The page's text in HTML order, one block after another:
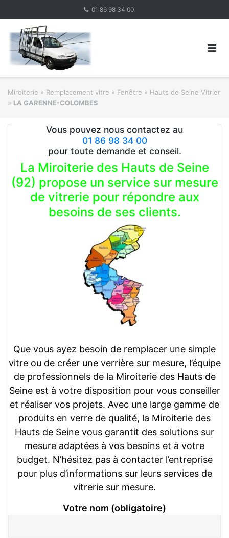
content
01 86 98 34 00
Miroiterie » Remplacement vitre » Fenêtre » Hauts de Seine Vitrier
» LA GARENNE-COLOMBES
Vous pouvez nous contactez au
01 86 98 34 00
pour toute demande et conseil.
La Miroiterie des Hauts de Seine
(92) propose un service sur mesure
de vitrerie pour répondre aux
besoins de ses clients.
Que vous ayez besoin de remplacer une simple
vitre ou de créer une verrière sur mesure, l’équipe
de professionnels de la Miroiterie des Hauts de
Seine est à votre disposition pour vous conseiller
et réaliser vos projets. Avec une large gamme de
produits en verre de qualité, la Miroiterie des
Hauts de Seine vous garantit des solutions sur
mesure adaptées à vos besoins et à votre
budget. N’hésitez pas à contacter l’entreprise
pour plus d’informations sur leurs services de
vitrerie sur mesure.
Votre nom (obligatoire)